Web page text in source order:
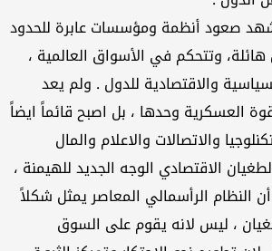
صعود أنظمة ومؤسسات عابرة للحدود
وتتحكم في الأسواق العالمية ،
والاقتصادية للدول . ولم يعد
العسكرية وحدها ، بل اصبح قائماً ايضاً
والاتصالات والاعلام والمال
الاقتصادي الوجه الجديد للهيمنة ،
النظام الرأسمالي المعاصر يمثل شكلاً
، ليس لانه يقوم على السوق